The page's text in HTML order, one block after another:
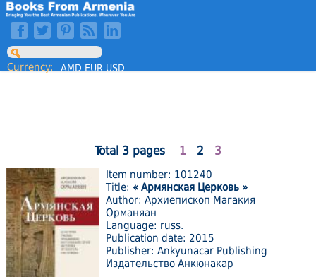
Currency: AMD EUR USD
Total 3 pages 1 2 3
Item number: 101240
Title: « Армянская Церковь »
Author: Архиепископ Магакия
Орманяан
Language: russ.
Publication date: 2015
Publisher: Ankyunacar Publishing
Издательство Анкюнакар